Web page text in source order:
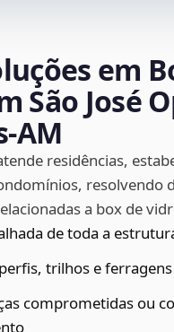
em
São José
residências,
resolvendo
a box de
de toda a
trilhos e
comprometidas ou